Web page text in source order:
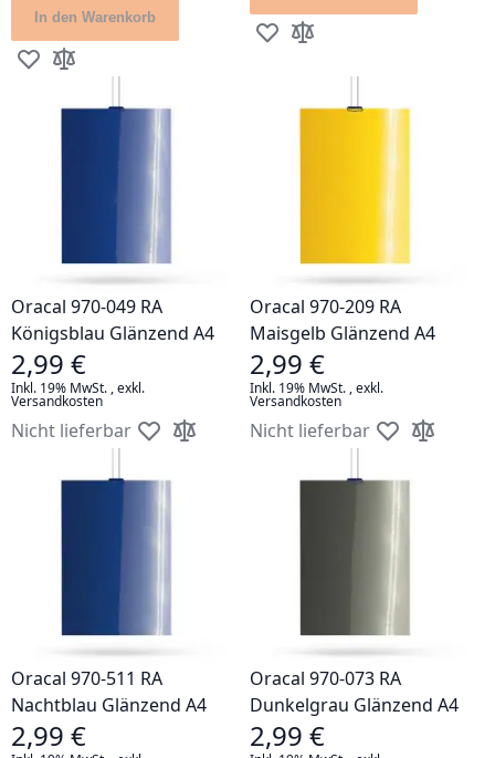
In den Warenkorb
Zur Wunschliste hinzufügen
Zur Vergleichsliste hinzufügen
Zur Wunschliste hinzufügen
Zur Vergleichsliste
Oracal 970-049 RA
Königsblau Glänzend A4
2,99 €
Inkl. 19% MwSt. ,exkl.
Versandkosten
Nicht lieferbar Zur Wunschliste hinzufügen
Zur Vergleichsliste hinzufügen
Oracal 970-209 RA
Maisgelb Glänzend A4
2,99 €
Inkl. 19% MwSt. ,exkl.
Versandkosten
Nicht lieferbar Zur Zur
Oracal 970-511 RA
Nachtblau Glänzend A4
2,99 €
Oracal 970-073 RA
Dunkelgrau Glänzend A4
2,99 €